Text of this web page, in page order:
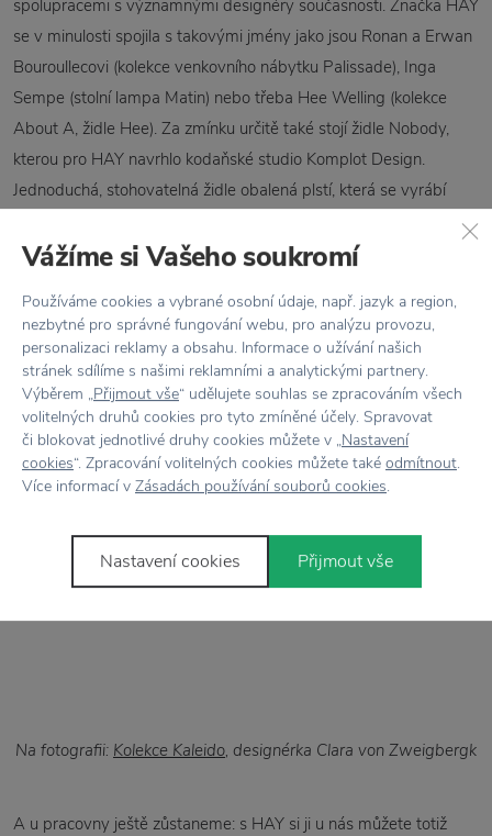
spolupracemi s významnými designéry současnosti. Značka HAY
se v minulosti spojila s takovými jmény jako jsou Ronan a Erwan
Bouroullecovi (kolekce venkovního nábytku Palissade), Inga
Sempe (stolní lampa Matin) nebo třeba Hee Welling (kolekce
About A, židle Hee). Za zmínku určitě také stojí židle Nobody,
kterou pro HAY navrhlo kodaňské studio Komplot Design.
Jednoduchá, stohovatelná židle obalená plstí, která se vyrábí
doslova průmyslovou senzací. Důkazem o nesporné kvalitě
zařazena do stálé sbírky muzea Vitra Design ve Weil am Rhein.
Na fotografii: Židle Nobody
Na Elarte.cz z produktů HAY najdete například hravou a velmi
kterými si můžete vytvořit krásné, ale také praktické instalace
například do pracovny.
Na fotografii: Kolekce Kaleido, designérka Clara von Zweigbergk
A u pracovny ještě zůstaneme: s HAY si ji u nás můžete totiž
Vážíme si Vašeho soukromí
Používáme cookies a vybrané osobní údaje, např. jazyk a region,
nezbytné pro správné fungování webu, pro analýzu provozu,
personalizaci reklamy a obsahu. Informace o užívání našich
stránek sdílíme s našimi reklamními a analytickými partnery.
Výběrem „Přijmout vše“ udělujete souhlas se zpracováním všech
volitelných druhů cookies pro tyto zmíněné účely. Spravovat
či blokovat jednotlivé druhy cookies můžete v „Nastavení
cookies“. Zpracování volitelných cookies můžete také odmítnout.
Více informací v Zásadách používání souborů cookies.
Nastavení cookies Přijmout vše